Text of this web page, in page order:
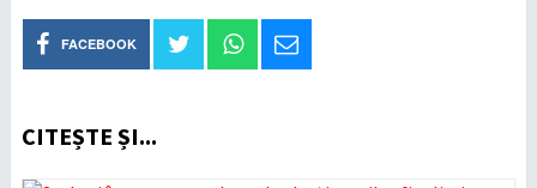
FACEBOOK
CITEȘTE ȘI...